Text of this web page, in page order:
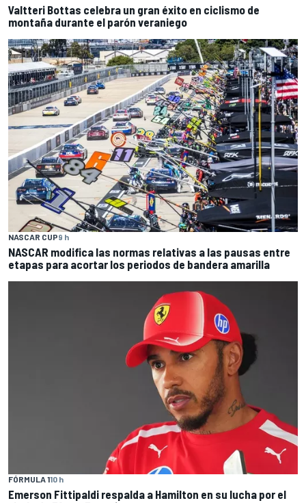
Valtteri Bottas celebra un gran éxito en ciclismo de
montaña durante el parón veraniego
NASCAR CUP9 h
NASCAR modifica las normas relativas a las pausas entre
etapas para acortar los periodos de bandera amarilla
FÓRMULA 110 h
Emerson Fittipaldi respalda a Hamilton en su lucha por el